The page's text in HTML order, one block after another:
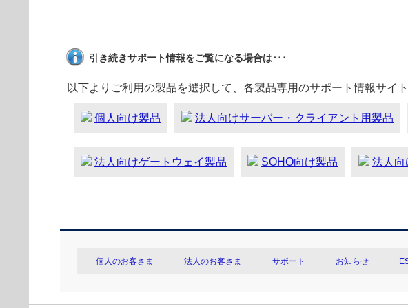
引き続きサポート情報をご覧になる場合は･･･
以下よりご利用の製品を選択して、各製品専用のサポート情報サイ
個人向け製品 法人向けサーバー・クライアント用製品
法人向けゲートウェイ製品 SOHO向け製品 法人向
個人のお客さま 法人のお客さま サポート お知らせ